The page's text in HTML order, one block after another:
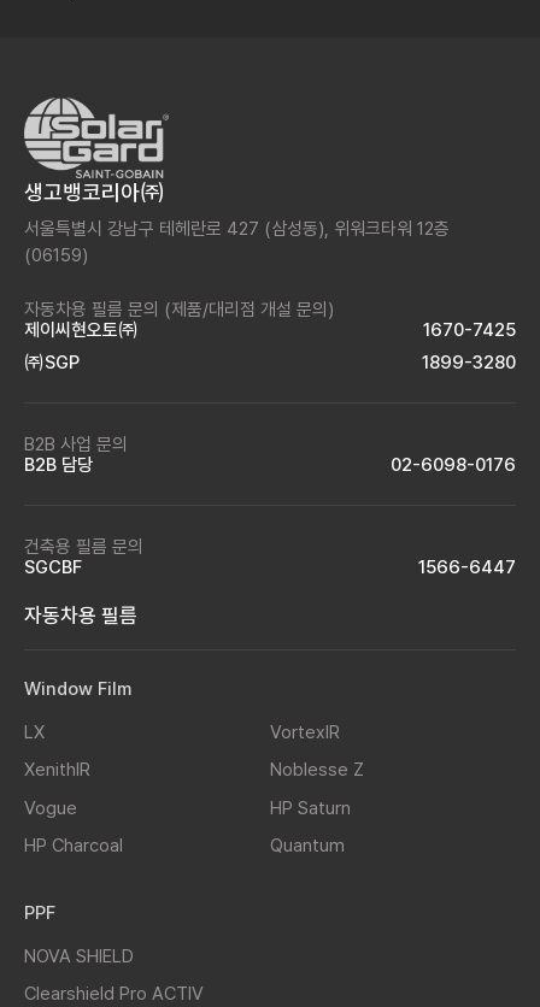
생고뱅코리아㈜
서울특별시 강남구 테헤란로 427 (삼성동), 위워크타워 12층
(06159)
자동차용 필름 문의 (제품/대리점 개설 문의)
제이씨현오토㈜
1670-7425
㈜SGP
1899-3280
B2B 사업 문의
B2B 담당
02-6098-0176
건축용 필름 문의
SGCBF
1566-6447
자동차용 필름
Window Film
LX
VortexIR
XenithIR
Noblesse Z
Vogue
HP Saturn
HP Charcoal
Quantum
PPF
NOVA SHIELD
Clearshield Pro ACTIV